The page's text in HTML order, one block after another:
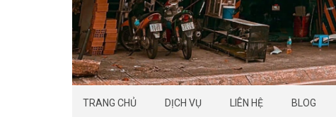
TRANG CHỦ DỊCH VỤ LIÊN HỆ BLOG